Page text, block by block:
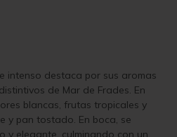
intenso destaca por sus aromas
de Mar de Frades. En
blancas, frutas tropicales y
y pan tostado. En boca, se
y elegante, culminando con un